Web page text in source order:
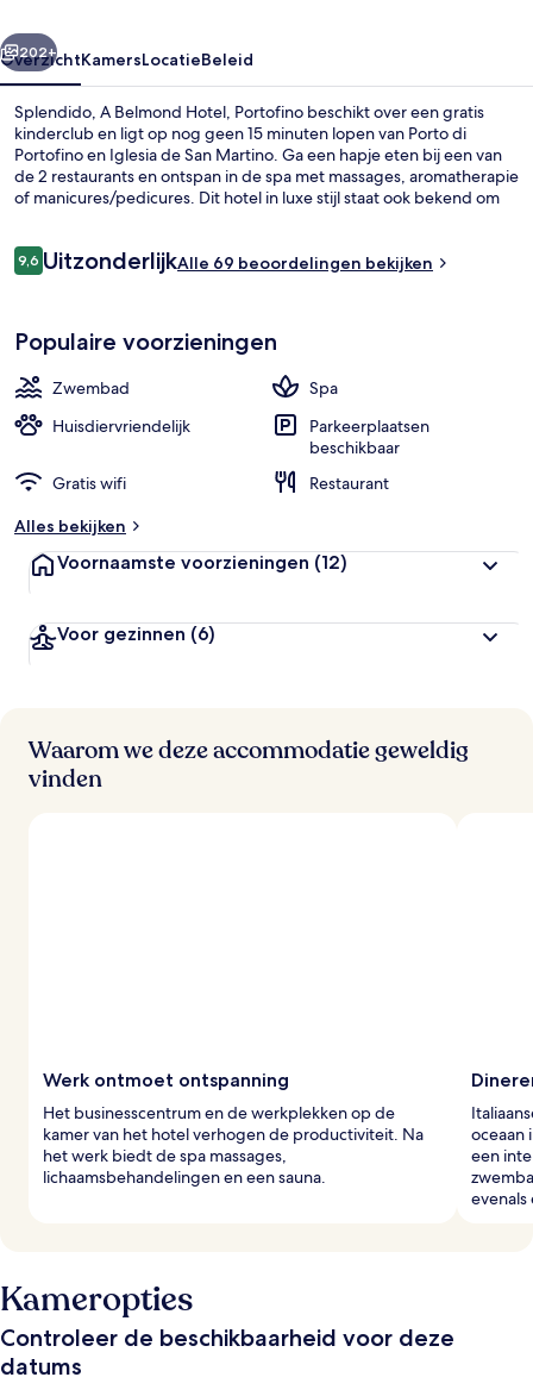
Volgende
202+
OverzichtKamersLocatieBeleid
Splendido, A Belmond Hotel, Portofino beschikt over een gratis
kinderclub en ligt op nog geen 15 minuten lopen van Porto di
Portofino en Iglesia de San Martino. Ga een hapje eten bij een van
de 2 restaurants en ontspan in de spa met massages, aromatherapie
of manicures/pedicures. Dit hotel in luxe stijl staat ook bekend om
Beoordelingen
9,69,6 op 10 –
UitzonderlijkAlle 69 beoordelingen bekijken
Populaire voorzieningen
Zwembad
Spa
Huisdiervriendelijk
Parkeerplaatsen
beschikbaar
Gratis wifi
Restaurant
Alles bekijken
Voornaamste voorzieningen (12)
Voor gezinnen (6)
Waarom we deze accommodatie geweldig
vinden
Werk ontmoet ontspanning
Het businesscentrum en de werkplekken op de
kamer van het hotel verhogen de productiviteit. Na
het werk biedt de spa massages,
lichaamsbehandelingen en een sauna.
oceaan
een
Kameropties
Controleer de beschikbaarheid voor deze
datums